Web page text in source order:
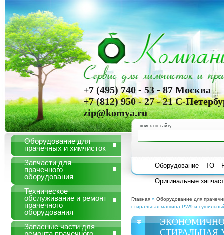
+7 (495) 740 - 53 - 87 Москва
+7 (812) 950 - 27 - 21 С-
zip@komya.ru
поиск по сайту
Оборудование для
прачечных и химчисток
Запчасти для
прачечного
оборудования
Техническое
обслуживание и ремонт
прачечного
оборудования
Запасные части для
Оборудование ТО
Оригинальные
Главная» Оборудование для
стиральная машина PW9 и
СТИРАЛЬНАЯ